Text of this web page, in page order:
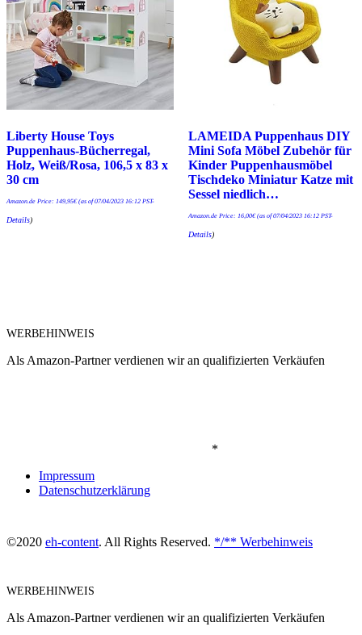
Liberty House Toys
Puppenhaus-Bücherregal,
Holz, Weiß/Rosa, 106,5 x 83 x
30 cm
Amazon.de Price: 149,95€(as of 07/04/2023 16:12 PST-
Details)
LAMEIDA Puppenhaus DIY
Mini Sofa Möbel Zubehör für
Kinder Puppenhausmöbel
Tischdeko Miniatur Katze mit
Sessel niedlich…
Amazon.de Price: 16,00€(as of 07/04/2023 16:12 PST-
Details)
WERBEHINWEIS
Als Amazon-Partner verdienen wir an qualifizierten Verkäufen
*
Impressum
Datenschutzerklärung
©2020 eh-content. All Rights Reserved. */** Werbehinweis
WERBEHINWEIS
Als Amazon-Partner verdienen wir an qualifizierten Verkäufen